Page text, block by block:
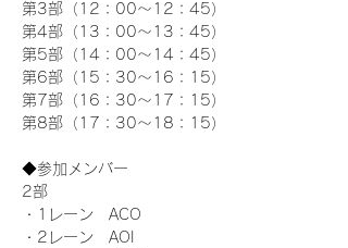
第3部（12：00～12：45）
第4部（13：00～13：45）
第5部（14：00～14：45）
第6部（15：30～16：15）
第7部（16：30～17：15）
第8部（17：30～18：15）
◆参加メンバー
2部
・1レーン　ACO
・2レーン　AOI